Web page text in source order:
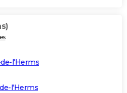
l'Herms
l'Herms